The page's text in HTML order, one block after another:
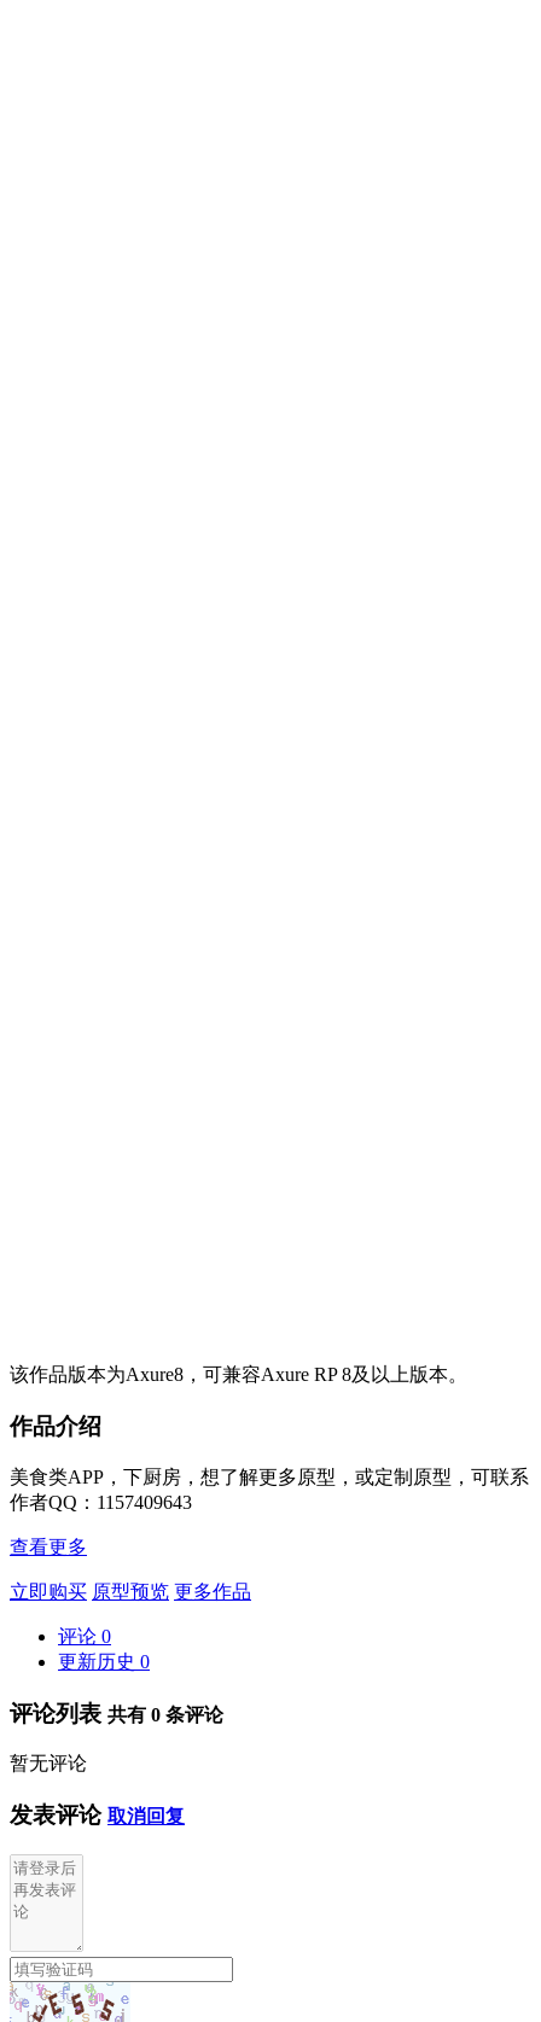
该作品版本为Axure8，可兼容Axure RP 8及以上版本。
作品介绍
美食类APP，下厨房，想了解更多原型，或定制原型，可联系
作者QQ：1157409643
查看更多
立即购买 原型预览 更多作品
评论 0
更新历史 0
评论列表 共有 0 条评论
暂无评论
发表评论 取消回复